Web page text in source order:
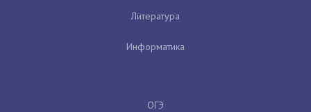
Литература
Информатика
ОГЭ